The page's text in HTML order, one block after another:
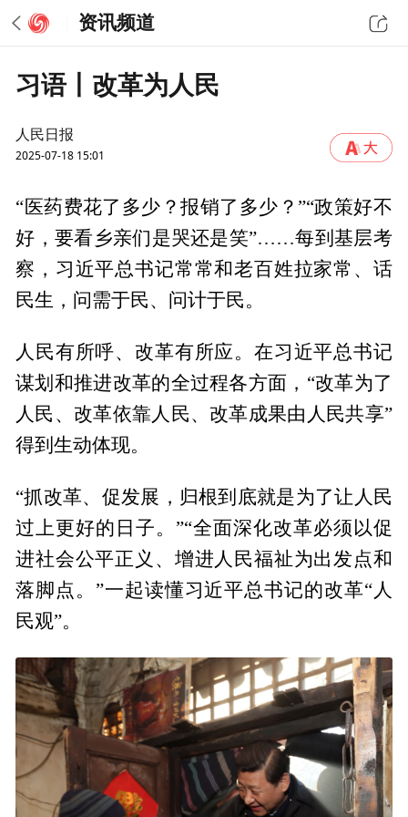
资讯频道
习语丨改革为人民
人民日报
2025-07-18 15:01
“医药费花了多少？报销了多少？”“政策好不
好，要看乡亲们是哭还是笑”……每到基层考
察，习近平总书记常常和老百姓拉家常、话
民生，问需于民、问计于民。
人民有所呼、改革有所应。在习近平总书记
谋划和推进改革的全过程各方面，“改革为了
人民、改革依靠人民、改革成果由人民共享”
得到生动体现。
“抓改革、促发展，归根到底就是为了让人民
过上更好的日子。”“全面深化改革必须以促
进社会公平正义、增进人民福祉为出发点和
落脚点。”一起读懂习近平总书记的改革“人
民观”。